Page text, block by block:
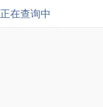
正在查询中